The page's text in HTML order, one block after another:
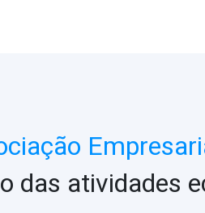
das atividades